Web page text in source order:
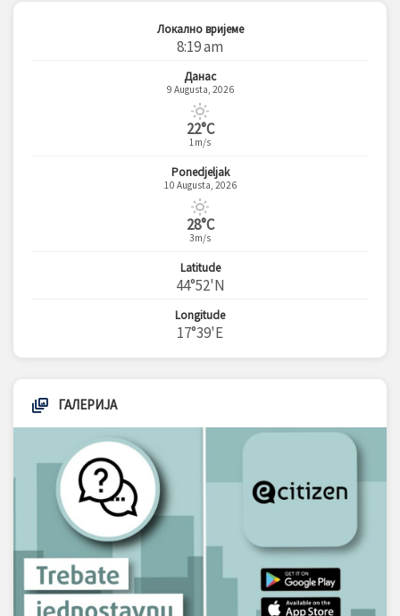
Локално вријеме
8:19 am
Данас
9 Augusta, 2026
22°C
1m/s
Ponedjeljak
10 Augusta, 2026
28°C
3m/s
Latitude
44°52'N
Longitude
17°39'E
ГАЛЕРИЈА